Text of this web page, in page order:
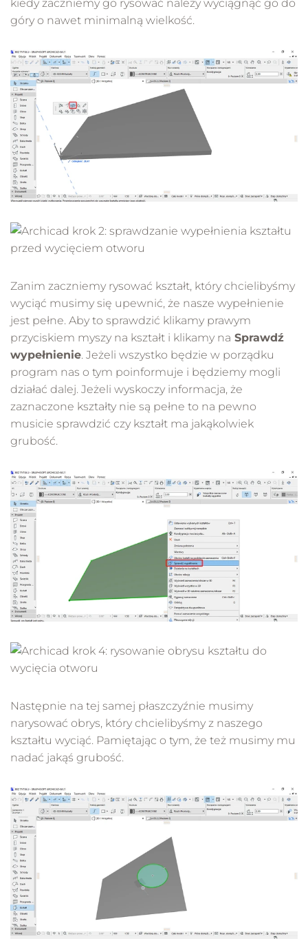
kiedy zaczniemy go rysować należy wyciągnąć go do
góry o nawet minimalną wielkość.
Zanim zaczniemy rysować kształt, który chcielibyśmy
wyciąć musimy się upewnić, że nasze wypełnienie
jest pełne. Aby to sprawdzić klikamy prawym
przyciskiem myszy na kształt i klikamy na Sprawdź
wypełnienie. Jeżeli wszystko będzie w porządku
program nas o tym poinformuje i będziemy mogli
działać dalej. Jeżeli wyskoczy informacja, że
zaznaczone kształty nie są pełne to na pewno
musicie sprawdzić czy kształt ma jakąkolwiek
grubość.
Następnie na tej samej płaszczyźnie musimy
narysować obrys, który chcielibyśmy z naszego
kształtu wyciąć. Pamiętając o tym, że też musimy mu
nadać jakąś grubość.